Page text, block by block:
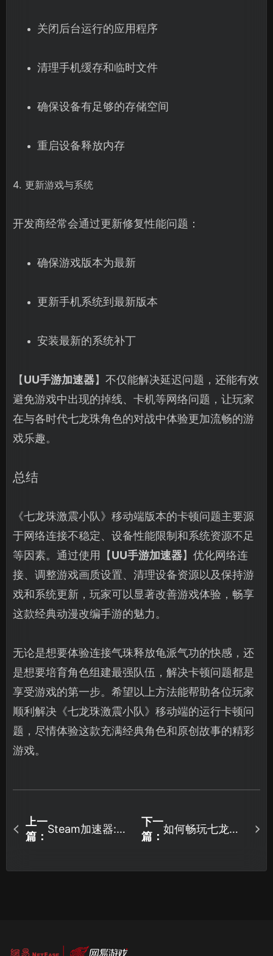
关闭后台运行的应用程序
清理手机缓存和临时文件
确保设备有足够的存储空间
重启设备释放内存
4. 更新游戏与系统
开发商经常会通过更新修复性能问题：
确保游戏版本为最新
更新手机系统到最新版本
安装最新的系统补丁
【UU手游加速器】不仅能解决延迟问题，还能有效
避免游戏中出现的掉线、卡机等网络问题，让玩家
在与各时代七龙珠角色的对战中体验更加流畅的游
戏乐趣。
总结
《七龙珠激震小队》移动端版本的卡顿问题主要源
于网络连接不稳定、设备性能限制和系统资源不足
等因素。通过使用【UU手游加速器】优化网络连
接、调整游戏画质设置、清理设备资源以及保持游
戏和系统更新，玩家可以显著改善游戏体验，畅享
这款经典动漫改编手游的魅力。
无论是想要体验连接气珠释放龟派气功的快感，还
是想要培育角色组建最强队伍，解决卡顿问题都是
享受游戏的第一步。希望以上方法能帮助各位玩家
顺利解决《七龙珠激震小队》移动端的运行卡顿问
题，尽情体验这款充满经典角色和原创故事的精彩
游戏。
上一
篇：
Steam加速器:畅
下一
篇：
如何畅玩七龙珠
方案!